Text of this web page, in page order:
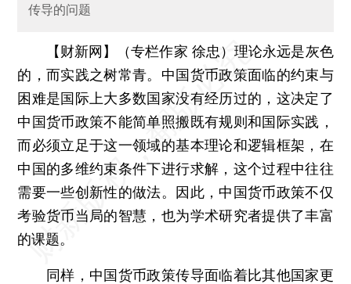
传导的问题
【财新网】（专栏作家 徐忠）理论永远是灰色
的，而实践之树常青。中国货币政策面临的约束与
困难是国际上大多数国家没有经历过的，这决定了
中国货币政策不能简单照搬既有规则和国际实践，
而必须立足于这一领域的基本理论和逻辑框架，在
中国的多维约束条件下进行求解，这个过程中往往
需要一些创新性的做法。因此，中国货币政策不仅
考验货币当局的智慧，也为学术研究者提供了丰富
的课题。
同样，中国货币政策传导面临着比其他国家更